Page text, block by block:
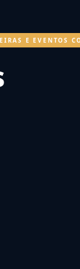
E EVENTOS